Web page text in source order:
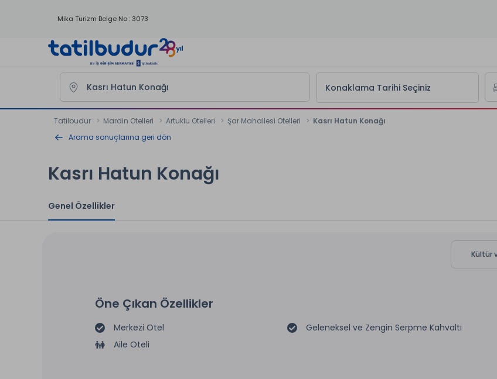
Mika Turizm Belge No : 3073
Konaklama Tarihi Seçiniz
Tatilbudur Mardin Otelleri Artuklu Otelleri Şar Mahallesi Otelleri
Kasrı Hatun Konağı
Arama sonuçlarına geri dön
Kasrı Hatun Konağı
Genel Özellikler
Kültür
Öne Çıkan Özellikler
Merkezi Otel
Geleneksel ve Zengin Serpme Kahvaltı
Aile Oteli